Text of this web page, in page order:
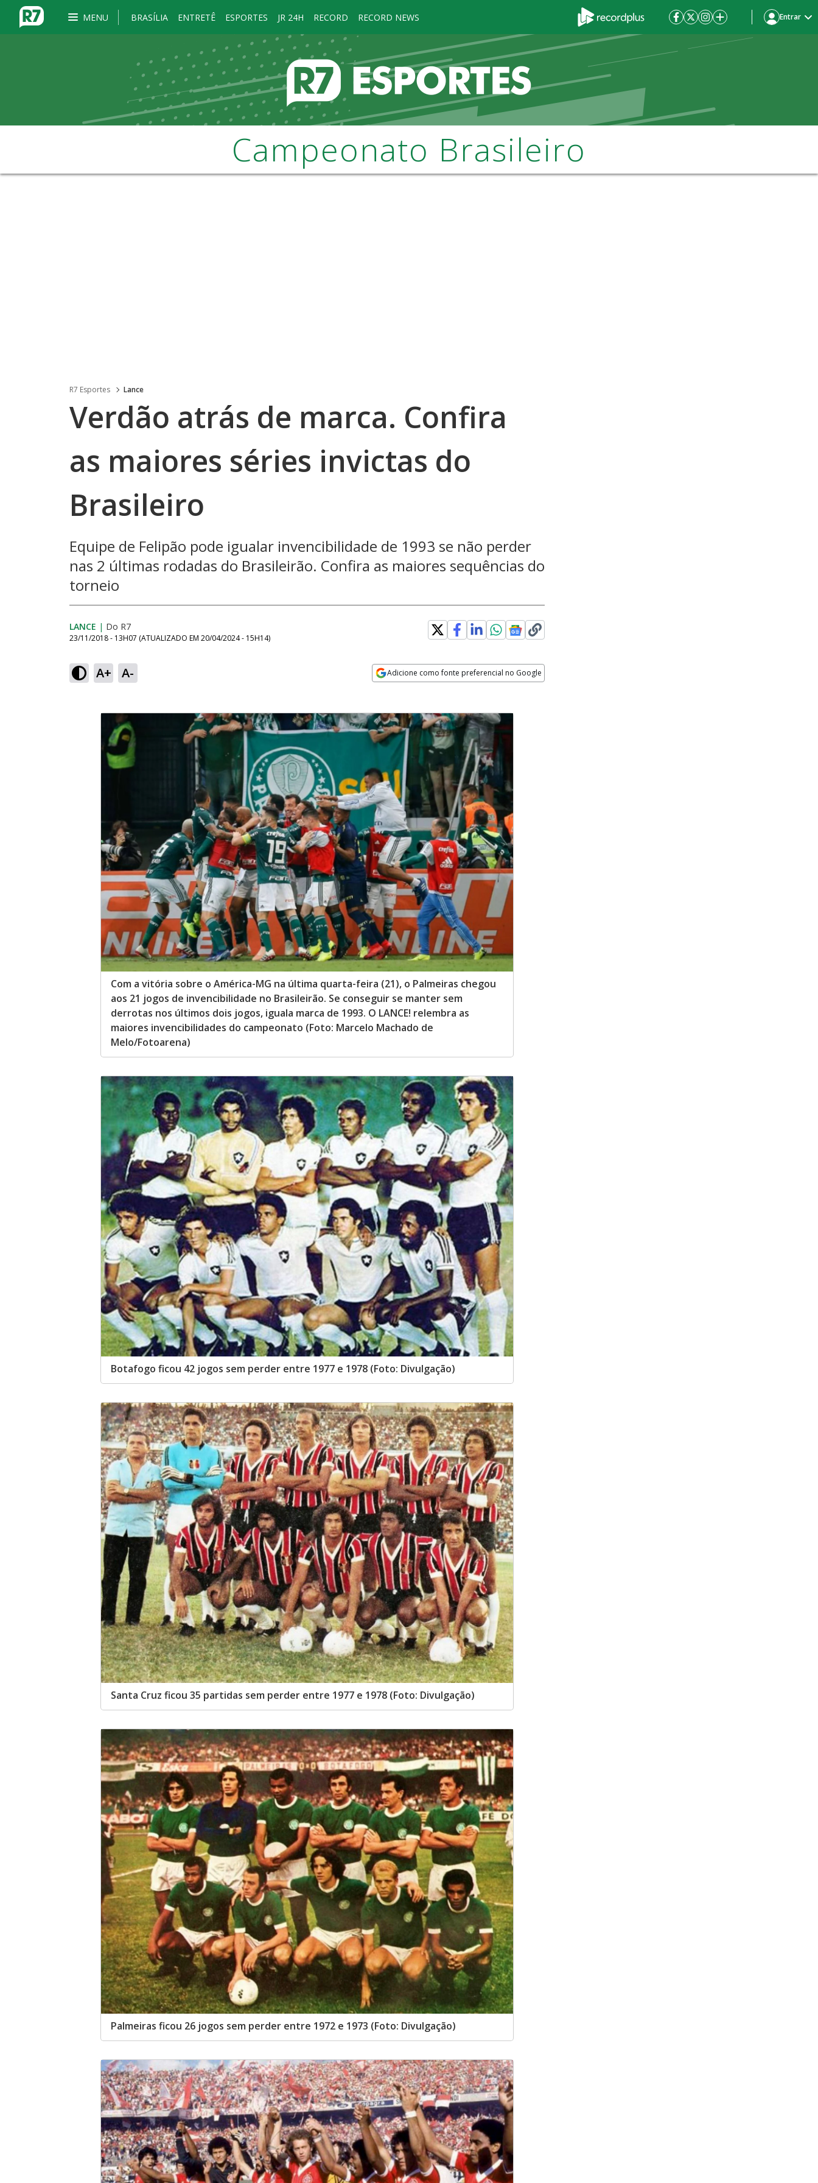
MENU BRASÍLIA ENTRETÊ ESPORTES JR 24H RECORD RECORD NEWS Entrar
Campeonato Brasileiro
R7 Esportes Lance
Verdão atrás de marca. Confira
as maiores séries invictas do
Brasileiro
Equipe de Felipão pode igualar invencibilidade de 1993 se não perder
nas 2 últimas rodadas do Brasileirão. Confira as maiores sequências do
torneio
LANCE | Do R7
23/11/2018 - 13H07 (ATUALIZADO EM 20/04/2024 - 15H14)
A+ A- Adicione como fonte preferencial no Google
Com a vitória sobre o América-MG na última quarta-feira (21), o Palmeiras chegou
aos 21 jogos de invencibilidade no Brasileirão. Se conseguir se manter sem
derrotas nos últimos dois jogos, iguala marca de 1993. O LANCE! relembra as
maiores invencibilidades do campeonato (Foto: Marcelo Machado de
Melo/Fotoarena)
Botafogo ficou 42 jogos sem perder entre 1977 e 1978 (Foto: Divulgação)
Santa Cruz ficou 35 partidas sem perder entre 1977 e 1978 (Foto: Divulgação)
Palmeiras ficou 26 jogos sem perder entre 1972 e 1973 (Foto: Divulgação)